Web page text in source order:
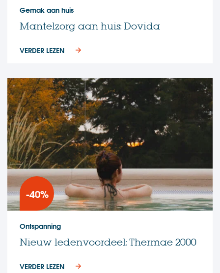
Gemak aan huis
Mantelzorg aan huis: Dovida
VERDER LEZEN
-40%
Ontspanning
Nieuw ledenvoordeel: Thermae 2000
VERDER LEZEN